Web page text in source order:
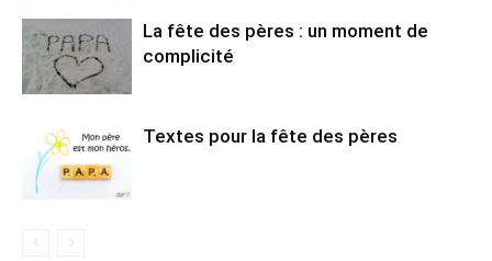
La fête des pères : un moment de
complicité
Textes pour la fête des pères